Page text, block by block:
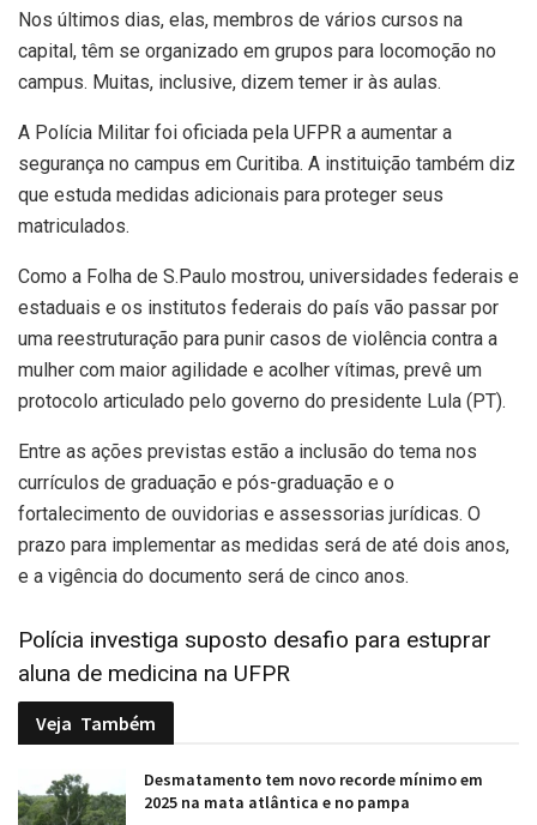
Nos últimos dias, elas, membros de vários cursos na
capital, têm se organizado em grupos para locomoção no
campus. Muitas, inclusive, dizem temer ir às aulas.
A Polícia Militar foi oficiada pela UFPR a aumentar a
segurança no campus em Curitiba. A instituição também diz
que estuda medidas adicionais para proteger seus
matriculados.
Como a Folha de S.Paulo mostrou, universidades federais e
estaduais e os institutos federais do país vão passar por
uma reestruturação para punir casos de violência contra a
mulher com maior agilidade e acolher vítimas, prevê um
protocolo articulado pelo governo do presidente Lula (PT).
Entre as ações previstas estão a inclusão do tema nos
currículos de graduação e pós-graduação e o
fortalecimento de ouvidorias e assessorias jurídicas. O
prazo para implementar as medidas será de até dois anos,
e a vigência do documento será de cinco anos.
Polícia investiga suposto desafio para estuprar
aluna de medicina na UFPR
Veja Também
Desmatamento tem novo recorde mínimo em
2025 na mata atlântica e no pampa